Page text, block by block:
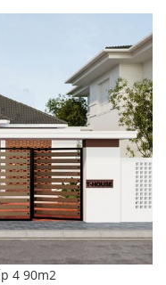
4 90m2